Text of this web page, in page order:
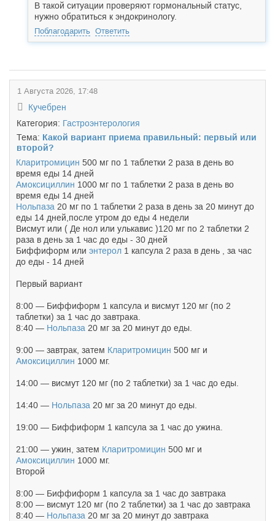
В такой ситуации проверяют гормональный статус,
нужно обратиться к эндокринологу.
Поблагодарить Ответить
1 Августа 2026, 17:48
Кучебрен
Категория: Гастроэнтерология
Тема: Какой вариант приема правильный: первый или
второй?
Кларитромицин 500 мг по 1 таблетки 2 раза в день во
время еды 14 дней
Амоксициллин 1000 мг по 1 таблетки 2 раза в день во
время еды 14 дней
Нольпаза 20 мг по 1 таблетки 2 раза в день за 20 минут до
еды 14 дней,после утром до еды 4 недели
Висмут или ( Де нол или улькавис )120 мг по 2 таблетки 2
раза в день за 1 час до еды - 30 дней
Биффиформ или энтерол 1 капсула 2 раза в день , за час
до еды - 14 дней
Первый вариант
8:00 — Биффиформ 1 капсула и висмут 120 мг (по 2
таблетки) за 1 час до завтрака.
8:40 — Нольпаза 20 мг за 20 минут до еды.
9:00 — завтрак, затем Кларитромицин 500 мг и
Амоксициллин 1000 мг.
14:00 — висмут 120 мг (по 2 таблетки) за 1 час до еды.
14:40 — Нольпаза 20 мг за 20 минут до еды.
19:00 — Биффиформ 1 капсула за 1 час до ужина.
21:00 — ужин, затем Кларитромицин 500 мг и
Амоксициллин 1000 мг.
Второй
8:00 — Биффиформ 1 капсула за 1 час до завтрака
8:00 — висмут 120 мг (по 2 таблетки) за 1 час до завтрака
8:40 — Нольпаза 20 мг за 20 минут до завтрака